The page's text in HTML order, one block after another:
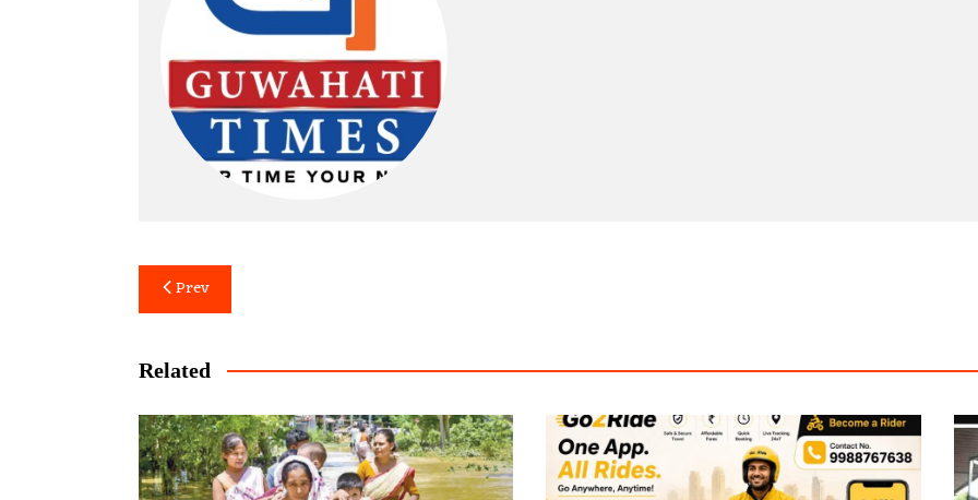
Post
navigation
Prev
Related